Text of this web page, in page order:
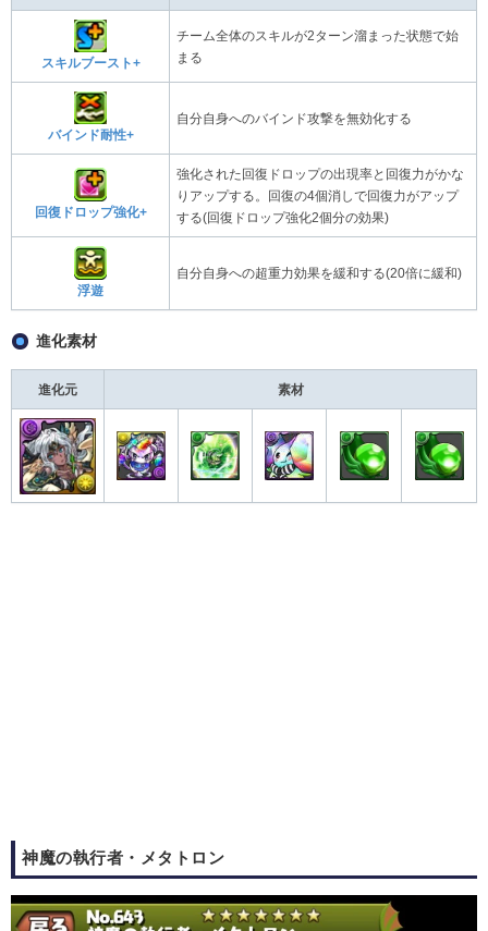
スキルブースト+
チーム全体のスキルが2ターン溜まった状態で始
まる
バインド耐性+
自分自身へのバインド攻撃を無効化する
回復ドロップ強化+
強化された回復ドロップの出現率と回復力がかな
りアップする。回復の4個消しで回復力がアップ
する(回復ドロップ強化2個分の効果)
浮遊
自分自身への超重力効果を緩和する(20倍に緩和)
進化素材
進化元 素材
神魔の執行者・メタトロン